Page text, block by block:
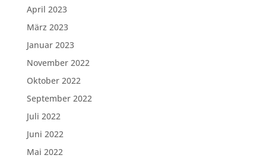
April 2023
März 2023
Januar 2023
November 2022
Oktober 2022
September 2022
Juli 2022
Juni 2022
Mai 2022